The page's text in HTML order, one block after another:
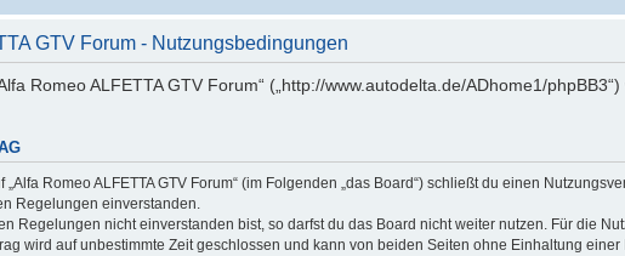
GTV Forum - Nutzungsbedingungen
Romeo ALFETTA GTV Forum“ („http://www.autodelta.de/ADhome1/
„Alfa Romeo ALFETTA GTV Forum“ (im Folgenden „das Board“) schließt du einen
Regelungen einverstanden.
Regelungen nicht einverstanden bist, so darfst du das Board nicht weiter nutzen. Für die
wird auf unbestimmte Zeit geschlossen und kann von beiden Seiten ohne Einhaltung